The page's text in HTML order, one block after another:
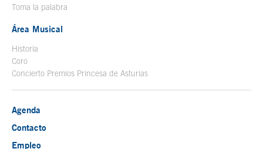
Toma la palabra
Área Musical
Historia
Coro
Concierto Premios Princesa de Asturias
Agenda
Contacto
Empleo